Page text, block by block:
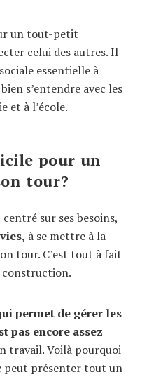
un tout-petit
celui des autres. Il
essentielle à
s’entendre avec les
et à l’école.
pour un
tour?
sur ses besoins,
à se mettre à la
tour. C’est tout à fait
construction.
permet de gérer les
pas encore assez
travail. Voilà pourquoi
peut présenter tout un